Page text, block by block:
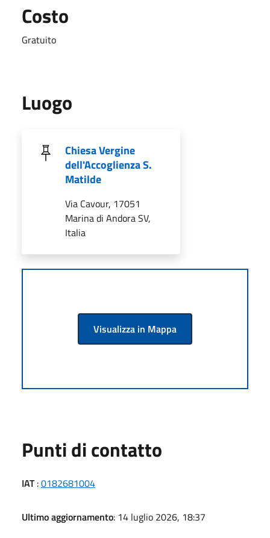
Costo
Gratuito
Luogo
Chiesa Vergine
dell'Accoglienza S.
Matilde
Via Cavour, 17051
Marina di Andora SV,
Italia
Visualizza in Mappa
Punti di contatto
IAT:0182681004
Ultimo aggiornamento: 14 luglio 2026, 18:37